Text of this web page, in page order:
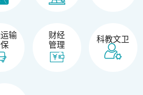
输
财经
管理
科教文卫